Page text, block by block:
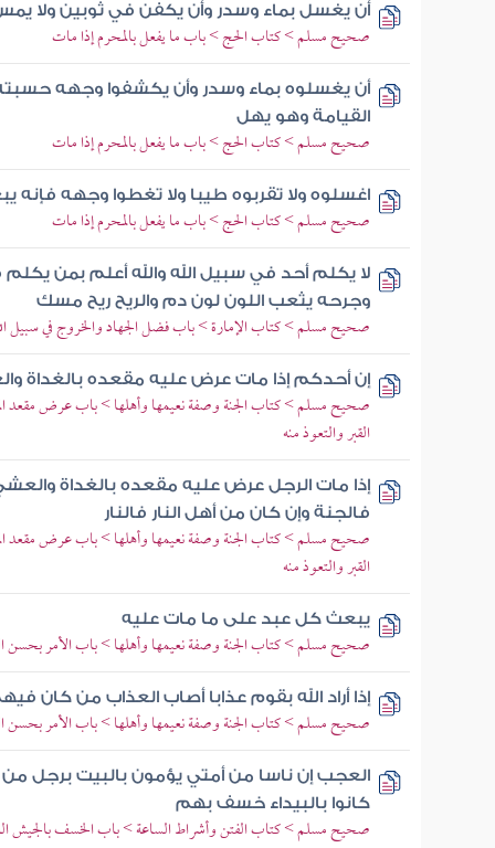
أن يغسل بماء وسدر وأن يكفن في ثوبين ولا
صحيح مسلم > كتاب الحج > باب ما يفعل بالمحرم إذا مات
أن يغسلوه بماء وسدر وأن يكشفوا وجهه
القيامة وهو يهل
صحيح مسلم > كتاب الحج > باب ما يفعل بالمحرم إذا مات
اغسلوه ولا تقربوه طيبا ولا تغطوا وجهه فإنه
صحيح مسلم > كتاب الحج > باب ما يفعل بالمحرم إذا مات
لا يكلم أحد في سبيل الله والله أعلم بمن يكلم
وجرحه يثعب اللون لون دم والريح ريح مسك
صحيح مسلم > كتاب الإمارة > باب فضل الجهاد والخروج في سبيل
إن أحدكم إذا مات عرض عليه مقعده بالغداة
صحيح مسلم > كتاب الجنة وصفة نعيمها وأهلها > باب عرض مقعد
القبر والتعوذ منه
إذا مات الرجل عرض عليه مقعده بالغداة
فالجنة وإن كان من أهل النار فالنار
صحيح مسلم > كتاب الجنة وصفة نعيمها وأهلها > باب عرض مقعد
القبر والتعوذ منه
يبعث كل عبد على ما مات عليه
صحيح مسلم > كتاب الجنة وصفة نعيمها وأهلها > باب الأمر بحسن
إذا أراد الله بقوم عذابا أصاب العذاب من كان
صحيح مسلم > كتاب الجنة وصفة نعيمها وأهلها > باب الأمر بحسن
العجب إن ناسا من أمتي يؤمون بالبيت برجل
كانوا بالبيداء خسف بهم
صحيح مسلم > كتاب الفتن وأشراط الساعة > باب الخسف بالجيش